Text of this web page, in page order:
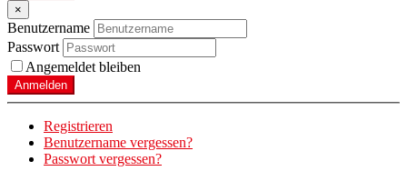
×
Benutzername
Passwort
Angemeldet bleiben
Anmelden
Registrieren
Benutzername vergessen?
Passwort vergessen?